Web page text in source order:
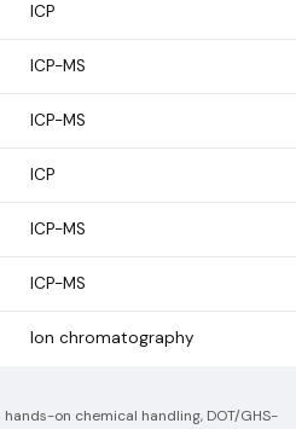
ICP
ICP-MS
ICP-MS
ICP
ICP-MS
ICP-MS
Ion chromatography
on chemical handling, DOT/GHS-